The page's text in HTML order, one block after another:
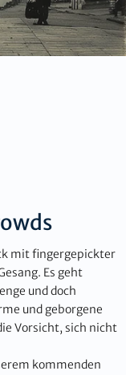
mit fingergepickter
Es geht
und doch
und geborgene
Vorsicht, sich nicht
kommenden